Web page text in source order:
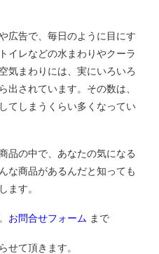
広告で、毎日のように目にす
イレなどの水まわりやクーラ
気まわりには、実にいろいろ
出されています。その数は、
てしまうくらい多くなってい
品の中で、あなたの気になる
な商品があるんだと知っても
ます。
お問合せフォーム まで
せて頂きます。